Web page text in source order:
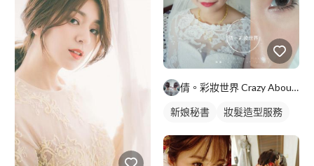
倩。彩妝世界 Crazy About Makeup
新娘秘書 妝髮造型服務